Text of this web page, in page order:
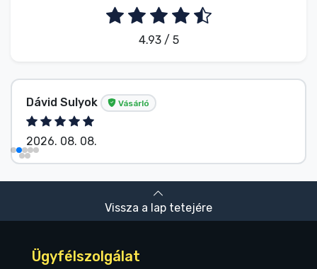
4.93 / 5
Dávid Sulyok Vásárló
2026. 08. 08.
Vissza a lap tetejére
Ügyfélszolgálat